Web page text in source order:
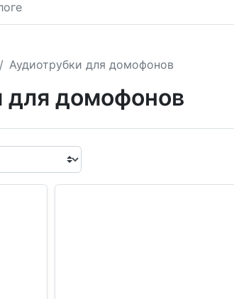
Аудиотрубки для домофонов
для домофонов